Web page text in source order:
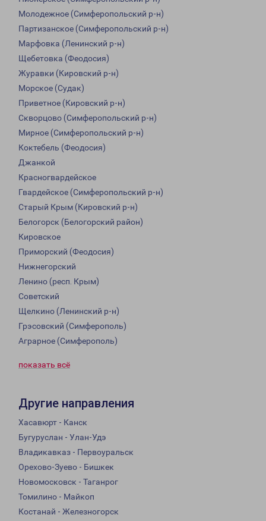
Молодежное (Симферопольский р-н)
Партизанское (Симферопольский р-н)
Марфовка (Ленинский р-н)
Щебетовка (Феодосия)
Журавки (Кировский р-н)
Морское (Судак)
Приветное (Кировский р-н)
Скворцово (Симферопольский р-н)
Мирное (Симферопольский р-н)
Коктебель (Феодосия)
Джанкой
Красногвардейское
Гвардейское (Симферопольский р-н)
Старый Крым (Кировский р-н)
Белогорск (Белогорский район)
Кировское
Приморский (Феодосия)
Нижнегорский
Ленино (респ. Крым)
Советский
Щелкино (Ленинский р-н)
Грэсовский (Симферополь)
Аграрное (Симферополь)
показать всё
Другие направления
Хасавюрт - Канск
Бугуруслан - Улан-Удэ
Владикавказ - Первоуральск
Орехово-Зуево - Бишкек
Новомосковск - Таганрог
Томилино - Майкоп
Костанай - Железногорск